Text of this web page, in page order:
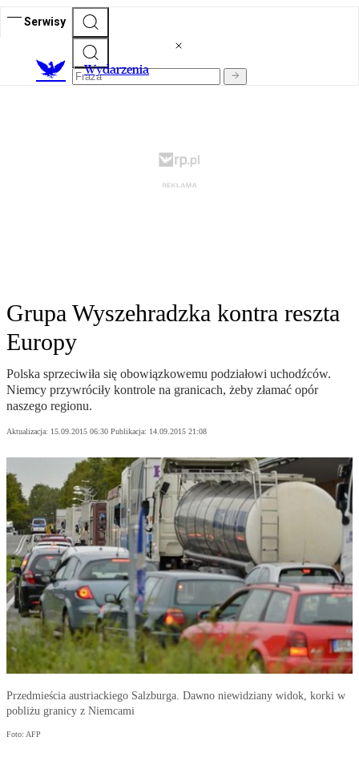
Serwisy
Wydarzenia
Grupa Wyszehradzka kontra reszta
Europy
Polska sprzeciwiła się obowiązkowemu podziałowi uchodźców.
Niemcy przywróciły kontrole na granicach, żeby złamać opór
naszego regionu.
Aktualizacja: 15.09.2015 06:30 Publikacja: 14.09.2015 21:08
Przedmieścia austriackiego Salzburga. Dawno niewidziany widok, korki w
pobliżu granicy z Niemcami
Foto: AFP